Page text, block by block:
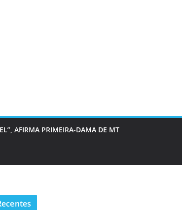
AFIRMA PRIMEIRA-DAMA DE MT